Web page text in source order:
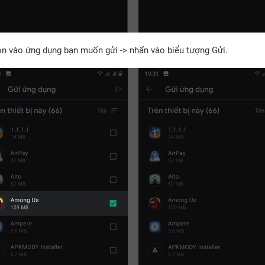
vào ứng dụng bạn muốn gửi -> nhấn vào biểu tượng Gửi.